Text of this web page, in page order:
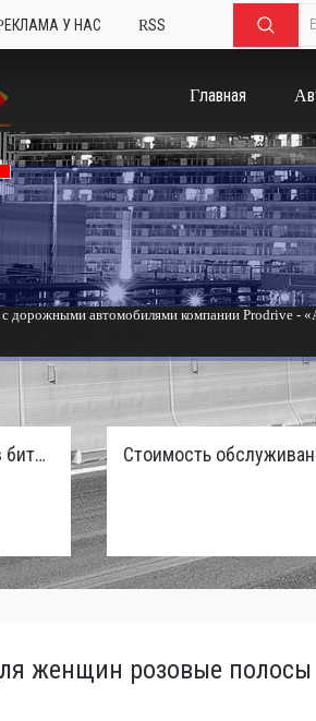
РЕКЛАМА У НАС RSS
Главная
дорожными автомобилями компании Prodrive -
быстрый передний привод России с
Новый соперник ворвется в битву пикапов: Sinotruk S7 с дизелем и 4×4 готовят к старту в России
женщин розовые